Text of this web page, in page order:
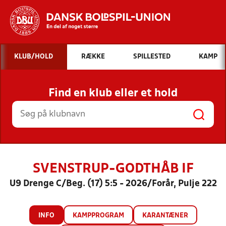
Hvad vil du søge efter?
INDHOLD OG NYHEDER
STILLINGER, RESULTATER, KLUBBER OG
HOLD
KLUB/HOLD RÆKKE SPILLESTED KAMP
Find en klub eller et hold
SVENSTRUP-GODTHÅB IF
U9 Drenge C/Beg. (17) 5:5 - 2026/Forår, Pulje 222
INFO KAMPPROGRAM KARANTÆNER